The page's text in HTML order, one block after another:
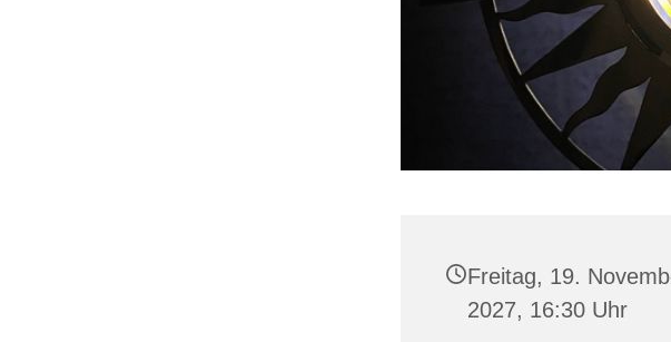
Freitag, 19.
2027, 16:30 Uhr